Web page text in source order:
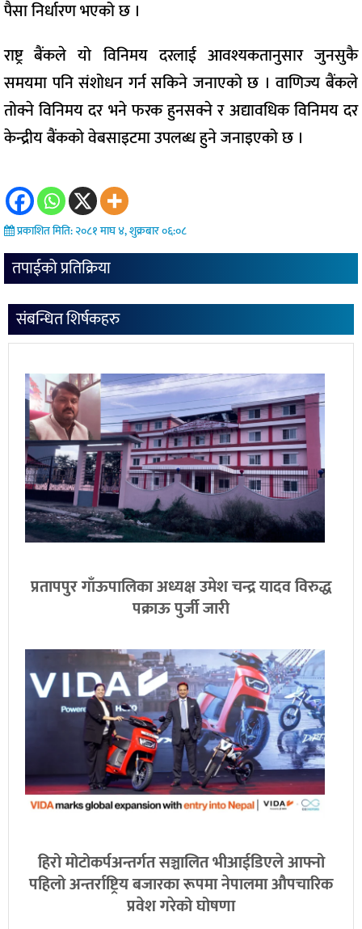
पैसा निर्धारण भएको छ ।
राष्ट्र बैंकले यो विनिमय दरलाई आवश्यकतानुसार जुनसुकै
समयमा पनि संशोधन गर्न सकिने जनाएको छ । वाणिज्य बैंकले
तोक्ने विनिमय दर भने फरक हुनसक्ने र अद्यावधिक विनिमय दर
केन्द्रीय बैंकको वेबसाइटमा उपलब्ध हुने जनाइएको छ ।
प्रकाशित मिति: २०८१ माघ ४, शुक्रबार ०६:०८
तपाईको प्रतिक्रिया
संबन्धित शिर्षकहरु
प्रतापपुर गाँऊपालिका अध्यक्ष उमेश चन्द्र यादव विरुद्ध
पक्राऊ पुर्जी जारी
हिरो मोटोकर्पअन्तर्गत सञ्चालित भीआईडिएले आफ्नो
पहिलो अन्तर्राष्ट्रिय बजारका रूपमा नेपालमा औपचारिक
प्रवेश गरेको घोषणा